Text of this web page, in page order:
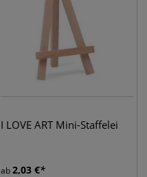
I LOVE ART Mini-Staffelei
ab2,03 €